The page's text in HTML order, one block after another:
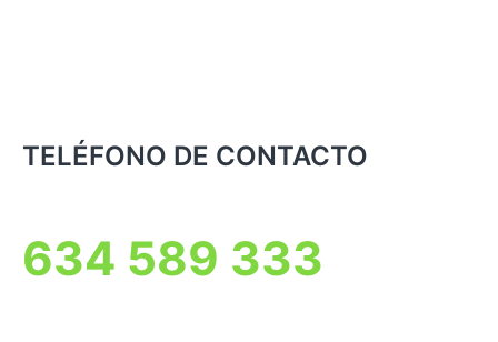
TELÉFONO DE CONTACTO
634 589 333